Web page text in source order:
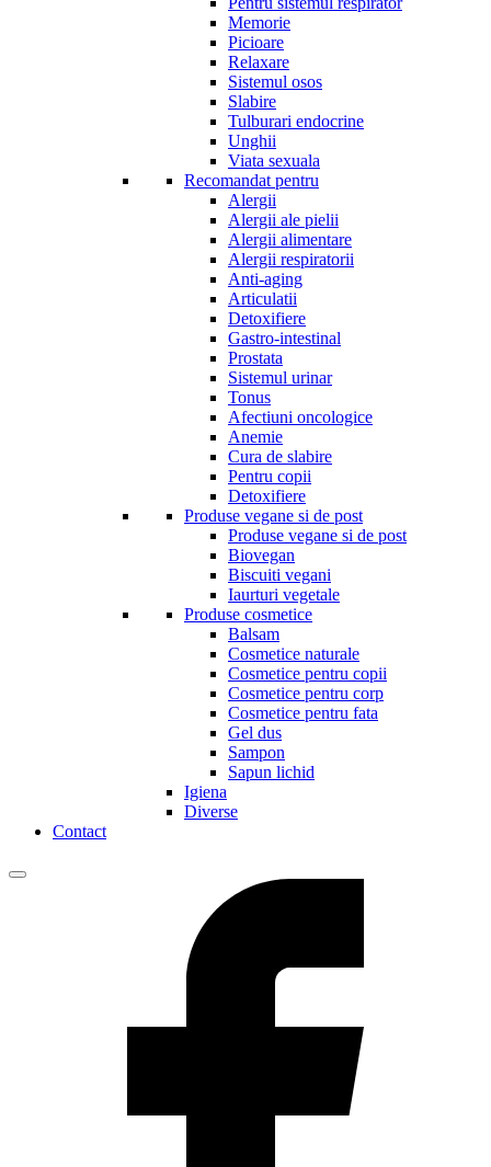
Memorie
Picioare
Relaxare
Sistemul osos
Slabire
Tulburari endocrine
Unghii
Viata sexuala
Recomandat pentru
Alergii
Alergii ale pielii
Alergii alimentare
Alergii respiratorii
Anti-aging
Articulatii
Detoxifiere
Gastro-intestinal
Prostata
Sistemul urinar
Tonus
Afectiuni oncologice
Anemie
Cura de slabire
Pentru copii
Detoxifiere
Produse vegane si de post
Produse vegane si de post
Biovegan
Biscuiti vegani
Iaurturi vegetale
Produse cosmetice
Balsam
Cosmetice naturale
Cosmetice pentru copii
Cosmetice pentru corp
Cosmetice pentru fata
Gel dus
Sampon
Sapun lichid
Igiena
Diverse
Contact